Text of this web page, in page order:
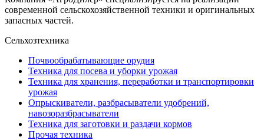
современной сельскохозяйственной техники и оригинальных
запасных частей.
Сельхозтехника
Почвообрабатывающие орудия
Техника для посева и уборки урожая
Техника для хранения, переработки и транспортировки
урожая
Опрыскиватели, разбрасыватели удобрений,
навозоразбрасыватели
Техника для заготовки и раздачи кормов
Прочая техника